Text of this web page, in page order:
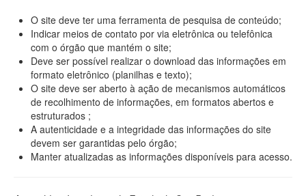
O site deve ter uma ferramenta de pesquisa de conteúdo;
Indicar meios de contato por via eletrônica ou telefônica
com o órgão que mantém o site;
Deve ser possível realizar o download das informações em
formato eletrônico (planilhas e texto);
O site deve ser aberto à ação de mecanismos automáticos
de recolhimento de informações, em formatos abertos e
estruturados ;
A autenticidade e a integridade das informações do site
devem ser garantidas pelo órgão;
Manter atualizadas as informações disponíveis para acesso.